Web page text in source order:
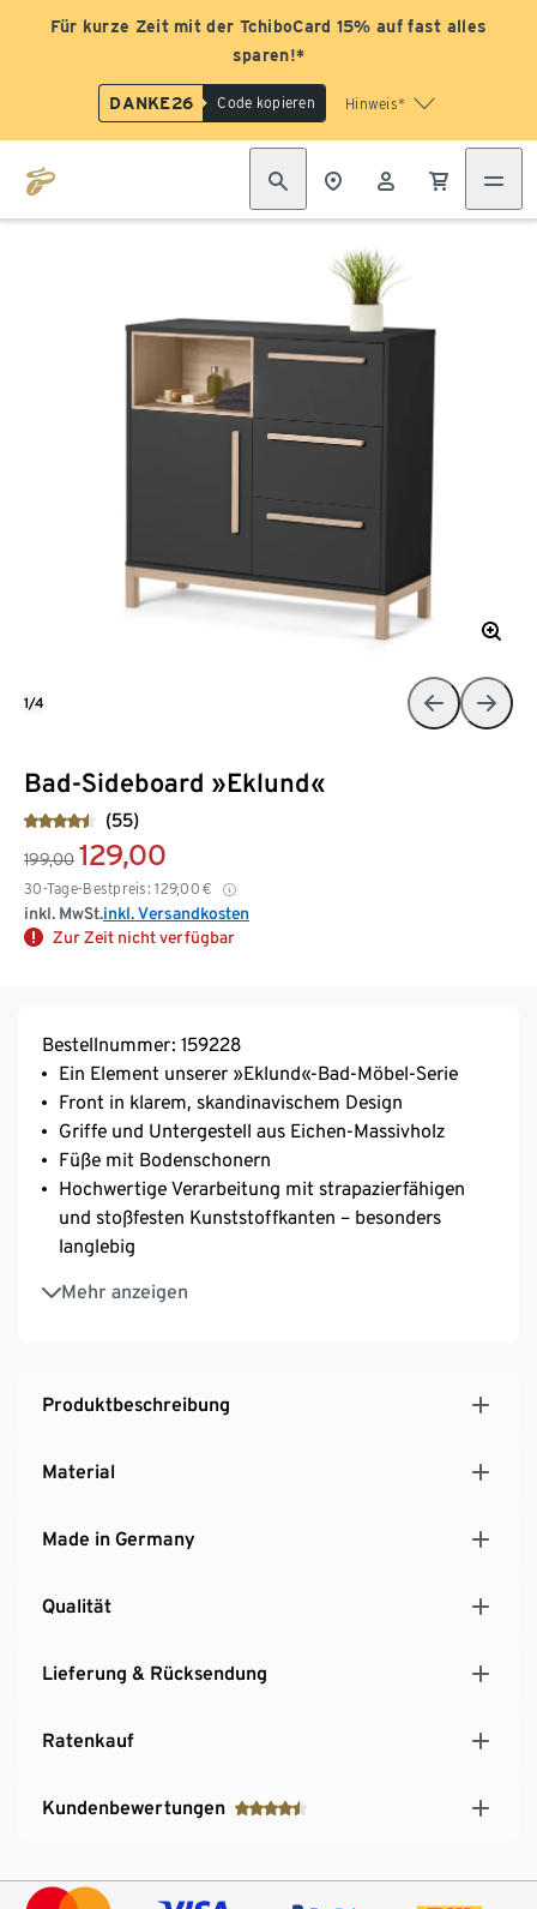
Für kurze Zeit mit der TchiboCard 15% auf fast alles
sparen!*
DANKE26 Code kopieren Hinweis*
Bad-Sideboard »Eklund«
(55)
199,00 129,00
30-Tage-Bestpreis: 129,00 €
inkl. MwSt.inkl. Versandkosten
Zur Zeit nicht verfügbar
1/4
Bestellnummer: 159228
Ein Element unserer »Eklund«-Bad-Möbel-Serie
Front in klarem, skandinavischem Design
Griffe und Untergestell aus Eichen-Massivholz
Füße mit Bodenschonern
Hochwertige Verarbeitung mit strapazierfähigen
und stoßfesten Kunststoffkanten – besonders
langlebig
Mehr anzeigen
Tür mit Klickscharnieren und Softdämpfung –
einfach Montage
maximaler Zargenhöhe – für eine optimale
Produktbeschreibung
Material
Made in Germany
Qualität
Lieferung & Rücksendung
Ratenkauf
Kundenbewertungen